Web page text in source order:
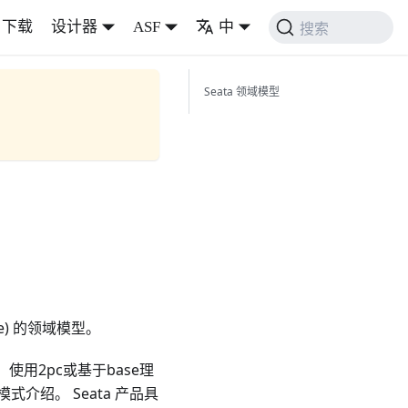
下载 设计器 ASF 中 搜索
领域模型。
使用2pc或基于base理
式介绍。 Seata 产品具
Seata 领域模型